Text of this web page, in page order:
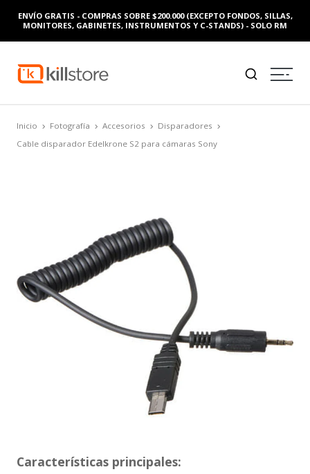
ENVÍO GRATIS - COMPRAS SOBRE $200.000 (EXCEPTO FONDOS, SILLAS,
MONITORES, GABINETES, INSTRUMENTOS Y C-STANDS) - SOLO RM
Inicio Fotografía Accesorios
Disparadores
Cable disparador Edelkrone S2 para cámaras Sony
Características principales: